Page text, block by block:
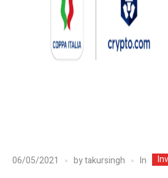
06/05/2021 bytakursingh In